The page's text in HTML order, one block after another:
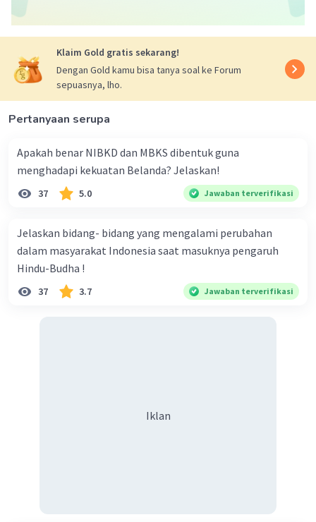
Beri Rating·0.0(0) Balas
Klaim Gold gratis sekarang!
Dengan Gold kamu bisa tanya soal ke Forum
sepuasnya, lho.
Pertanyaan serupa
Apakah benar NIBKD dan MBKS dibentuk guna
menghadapi kekuatan Belanda? Jelaskan!
37 5.0 Jawaban terverifikasi
Jelaskan bidang- bidang yang mengalami perubahan
dalam masyarakat Indonesia saat masuknya pengaruh
Hindu-Budha !
37 3.7 Jawaban terverifikasi
Iklan